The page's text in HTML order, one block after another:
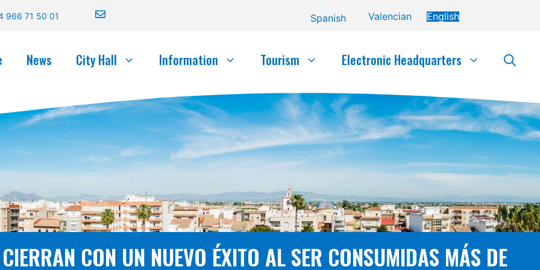
966 71 50 01 Spanish Valencian English
News City Hall Information Tourism Electronic Headquarters
CON UN NUEVO ÉXITO AL SER CONSUMIDAS MÁS DE